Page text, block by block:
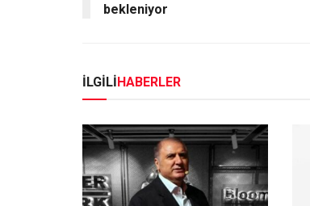
bekleniyor
İLGİLİHABERLER